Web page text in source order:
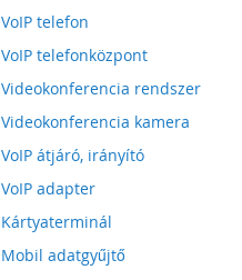
VoIP telefon
VoIP telefonközpont
Videokonferencia rendszer
Videokonferencia kamera
VoIP átjáró, irányító
VoIP adapter
Kártyaterminál
Mobil adatgyűjtő